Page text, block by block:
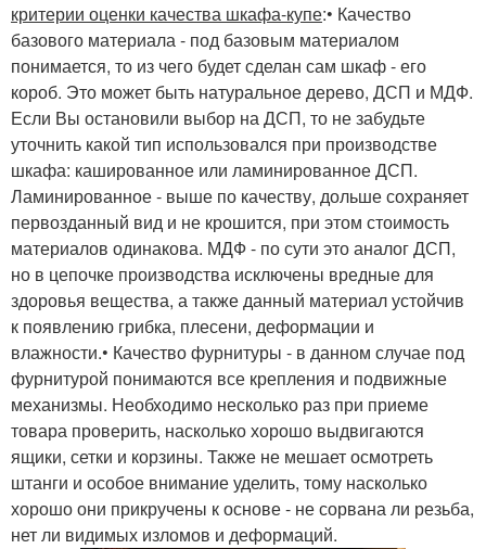
критерии оценки качества шкафа-купе:• Качество
базового материала - под базовым материалом
понимается, то из чего будет сделан сам шкаф - его
короб. Это может быть натуральное дерево, ДСП и МДФ.
Если Вы остановили выбор на ДСП, то не забудьте
уточнить какой тип использовался при производстве
шкафа: кашированное или ламинированное ДСП.
Ламинированное - выше по качеству, дольше сохраняет
первозданный вид и не крошится, при этом стоимость
материалов одинакова. МДФ - по сути это аналог ДСП,
но в цепочке производства исключены вредные для
здоровья вещества, а также данный материал устойчив
к появлению грибка, плесени, деформации и
влажности.• Качество фурнитуры - в данном случае под
фурнитурой понимаются все крепления и подвижные
механизмы. Необходимо несколько раз при приеме
товара проверить, насколько хорошо выдвигаются
ящики, сетки и корзины. Также не мешает осмотреть
штанги и особое внимание уделить, тому насколько
хорошо они прикручены к основе - не сорвана ли резьба,
нет ли видимых изломов и деформаций.